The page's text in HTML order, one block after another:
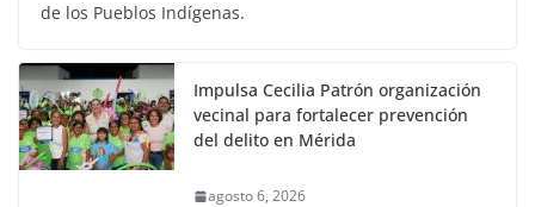
de los Pueblos Indígenas.
Impulsa Cecilia Patrón organización
vecinal para fortalecer prevención
del delito en Mérida
agosto 6, 2026